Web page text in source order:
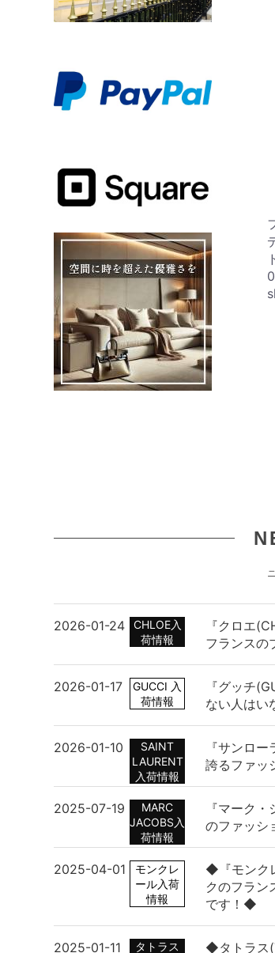
2026-01-24
CHLOE入
荷情報
『クロエ
フランスの
2026-01-17
GUCCI 入
荷情報
『グッチ
ない人はい
2026-01-10
SAINT
LAURENT
入荷情報
『サンロ
誇るファッ
2025-07-19
MARC
JACOBS入
荷情報
『マーク
のファッシ
2025-04-01
モンクレ
ール入荷
情報
◆『モンク
クのフラン
です！◆
2025-01-11
タトラス
◆タトラス